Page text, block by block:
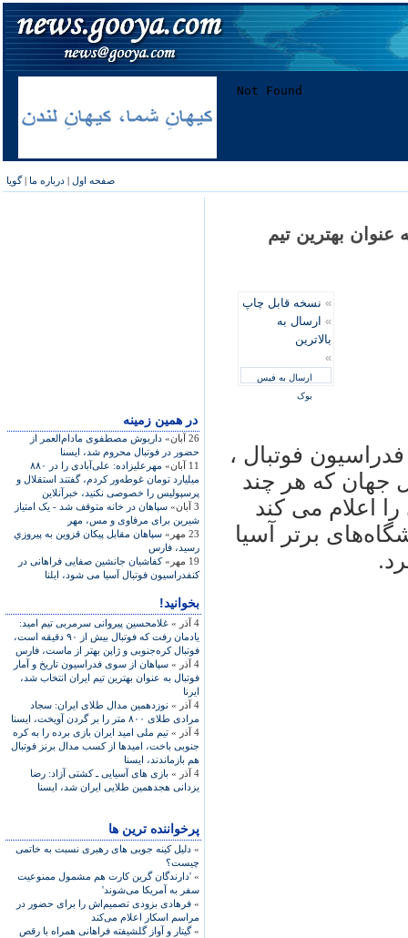
صفحه اول | درباره ما |گویا
در همين زمينه
26 آبان»
داريوش مصطفوی مادام‌العمر از
حضور در فوتبال محروم شد، ايسنا
11 آبان»
مهرعليزاده: علی‌آبادی را در ۸۸۰
ميليارد تومان غوطه‌ور کردم، گفتند استقلال و
پرسپوليس را خصوصی نکنيد، خبرآنلاين
3 آبان»
سپاهان در خانه متوقف شد - یک امتیاز
شیرین برای مرفاوی و مس، مهر
23 مهر»
سپاهان مقابل پيكان قزوين به پيروزي
رسيد، فارس
19 مهر»
کفاشيان جانشين صفايی فراهانی در
کنفدراسيون فوتبال آسيا می شود، ايلنا
بخوانید!
4 آذر »
غلامحسين پيروانی سرمربی تيم اميد:
يادمان رفت که فوتبال بيش از ۹۰ دقيقه است،
فوتبال کره‌جنوبی و ژاپن بهتر از ماست، فارس
4 آذر »
سپاهان از سوی فدراسيون تاريخ و آمار
فوتبال به عنوان بهترين تيم ايران انتخاب شد،
ايرنا
4 آذر »
نوزدهمين مدال طلای ايران: سجاد
مرادی طلای ۸۰۰ متر را بر گردن آويخت، ايسنا
4 آذر »
تيم ملی اميد ايران بازی برده را به کره
جنوبی باخت، اميدها از کسب مدال برنز فوتبال
هم بازماندند، ايسنا
4 آذر »
بازی های آسيايی ـ کشتی آزاد: رضا
يزدانی هجدهمين طلايی ايران شد، ايسنا
پرخواننده ترین ها
» دلیل کینه جویی های رهبری نسبت به خاتمی
چیست؟
» 'دارندگان گرین کارت هم مشمول ممنوعیت
سفر به آمریکا می‌شوند'
» فرهادی بزودی تصمیم‌اش را برای حضور در
مراسم اسکار اعلام می‌کند
»گیتار و آواز گلشیفته فراهانی همراه با رقص
بهترين تيم
» نسخه قابل چاپ
» ارسال به
بالاترین
»
ارسال به فیس
بوک
فوتبال ،
جهان که هر چند
اعلام می کند
برتر آسيا